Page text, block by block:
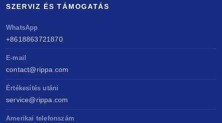
SZERVIZ ÉS TÁMOGATÁS
WhatsApp
+8618863721870
E-mail
contact@rippa.com
Értékesítés utáni
service@rippa.com
Amerikai telefonszám